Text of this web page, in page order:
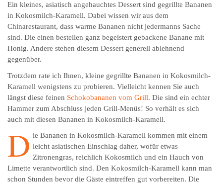
Ein kleines, asiatisch angehauchtes Dessert sind gegrillte Bananen
in Kokosmilch-Karamell. Dabei wissen wir aus dem
Chinarestaurant, dass warme Bananen nicht jedermanns Sache
sind. Die einen bestellen ganz begeistert gebackene Banane mit
Honig. Andere stehen diesem Dessert generell ablehnend
gegenüber.
Trotzdem rate ich Ihnen, kleine gegrillte Bananen in Kokosmilch-
Karamell wenigstens zu probieren. Vielleicht kennen Sie auch
längst diese feinen Schokobananen vom Grill. Die sind ein echter
Hammer zum Abschluss jeden Grill-Menüs! So verhält es sich
auch mit diesen Bananen in Kokosmilch-Karamell.
D ie Bananen in Kokosmilch-Karamell kommen mit einem
leicht asiatischen Einschlag daher, wofür etwas
Zitronengras, reichlich Kokosmilch und ein Hauch von
Limette verantwortlich sind. Den Kokosmilch-Karamell kann man
schon Stunden bevor die Gäste eintreffen gut vorbereiten. Die